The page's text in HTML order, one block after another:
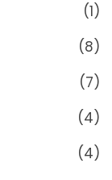
(1)
(8)
(7)
(4)
(4)